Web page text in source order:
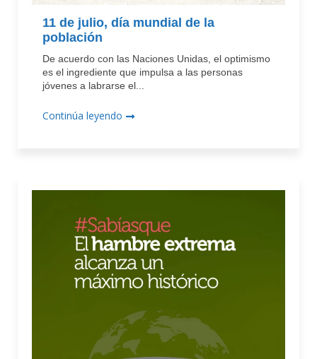
11 de julio, día mundial de la
población
De acuerdo con las Naciones Unidas, el optimismo
es el ingrediente que impulsa a las personas
jóvenes a labrarse el...
Continúa leyendo